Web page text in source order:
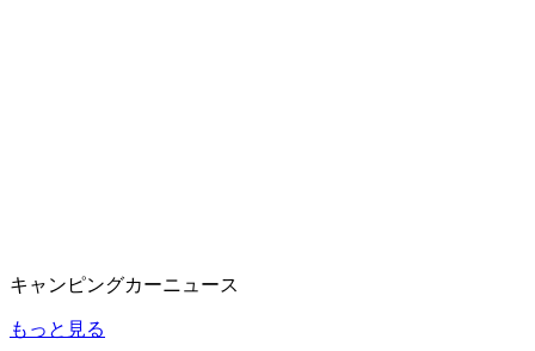
キャンピングカーニュース
もっと見る